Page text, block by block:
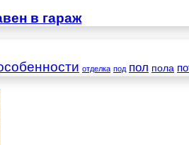
в гараж
отделка под пол пола